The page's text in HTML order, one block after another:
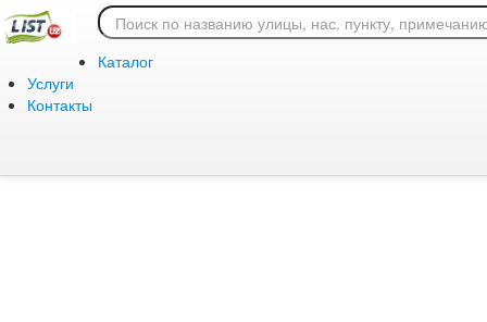
Каталог
Услуги
Контакты
Ошибка 404: страница